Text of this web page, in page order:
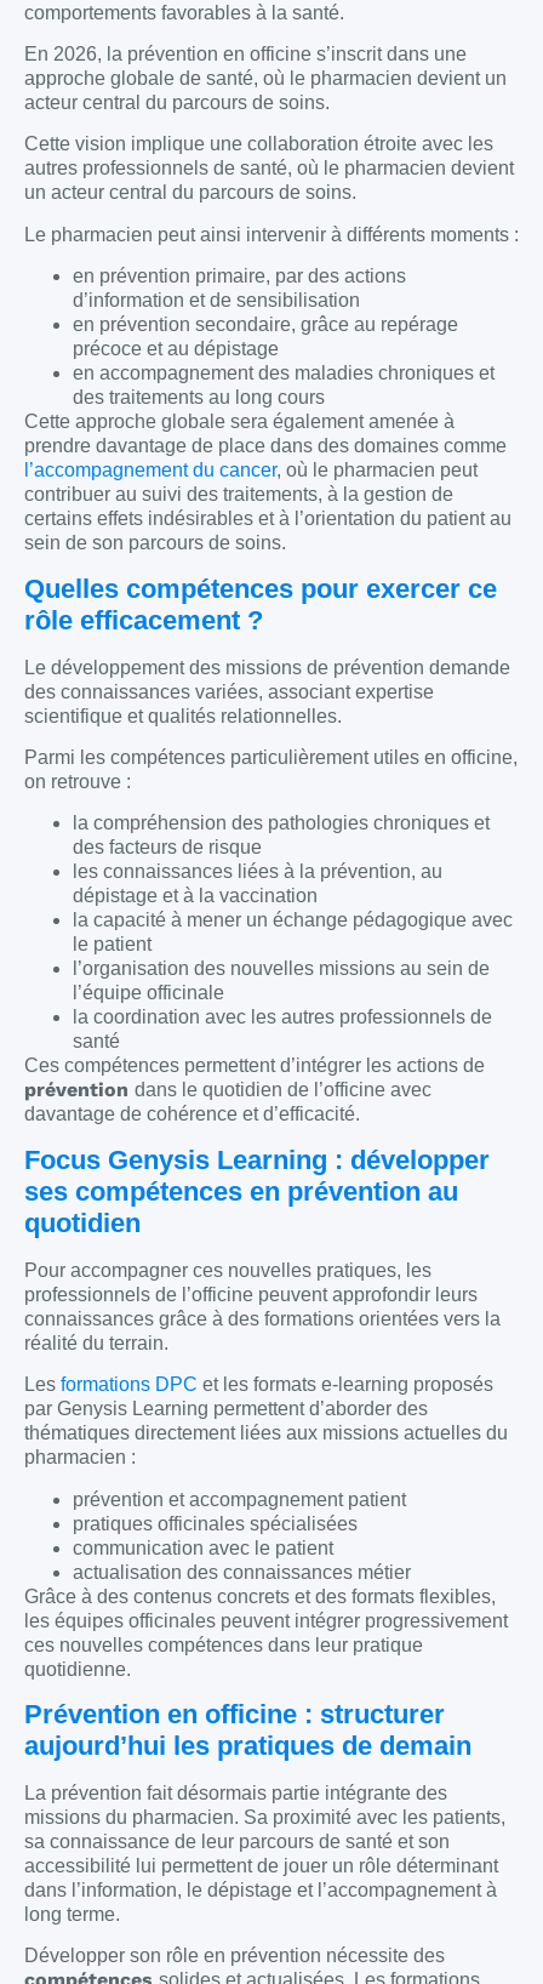
comportements favorables à la santé.
En 2026, la prévention en officine s’inscrit dans une
approche globale de santé, où le pharmacien devient un
acteur central du parcours de soins.
Cette vision implique une collaboration étroite avec les
autres professionnels de santé, où le pharmacien devient
un acteur central du parcours de soins.
Le pharmacien peut ainsi intervenir à différents moments :
en prévention primaire, par des actions
d’information et de sensibilisation
en prévention secondaire, grâce au repérage
précoce et au dépistage
en accompagnement des maladies chroniques et
des traitements au long cours
Cette approche globale sera également amenée à
prendre davantage de place dans des domaines comme
l’accompagnement du cancer, où le pharmacien peut
contribuer au suivi des traitements, à la gestion de
certains effets indésirables et à l’orientation du patient au
sein de son parcours de soins.
Quelles compétences pour exercer ce
rôle efficacement ?
Le développement des missions de prévention demande
des connaissances variées, associant expertise
scientifique et qualités relationnelles.
Parmi les compétences particulièrement utiles en officine,
on retrouve :
la compréhension des pathologies chroniques et
des facteurs de risque
les connaissances liées à la prévention, au
dépistage et à la vaccination
la capacité à mener un échange pédagogique avec
le patient
l’organisation des nouvelles missions au sein de
l’équipe officinale
la coordination avec les autres professionnels de
santé
Ces compétences permettent d’intégrer les actions de
prévention dans le quotidien de l’officine avec
davantage de cohérence et d’efficacité.
Focus Genysis Learning : développer
ses compétences en prévention au
quotidien
Pour accompagner ces nouvelles pratiques, les
professionnels de l’officine peuvent approfondir leurs
connaissances grâce à des formations orientées vers la
réalité du terrain.
Les formations DPC et les formats e-learning proposés
par Genysis Learning permettent d’aborder des
thématiques directement liées aux missions actuelles du
pharmacien :
prévention et accompagnement patient
pratiques officinales spécialisées
communication avec le patient
actualisation des connaissances métier
Grâce à des contenus concrets et des formats flexibles,
les équipes officinales peuvent intégrer progressivement
ces nouvelles compétences dans leur pratique
quotidienne.
Prévention en officine : structurer
aujourd’hui les pratiques de demain
La prévention fait désormais partie intégrante des
missions du pharmacien. Sa proximité avec les patients,
sa connaissance de leur parcours de santé et son
accessibilité lui permettent de jouer un rôle déterminant
dans l’information, le dépistage et l’accompagnement à
long terme.
Développer son rôle en prévention nécessite des